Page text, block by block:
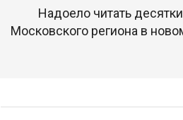
Надоело читать
Московского региона в